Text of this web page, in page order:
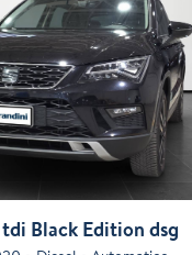
tdi Black Edition dsg